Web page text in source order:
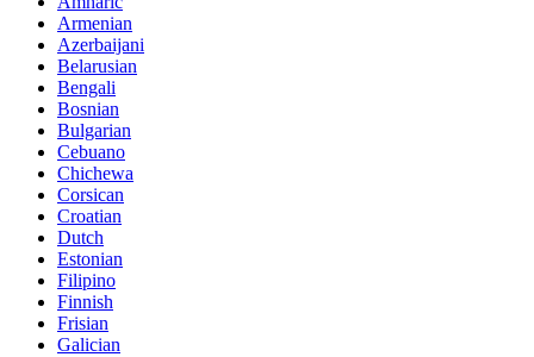
Armenian
Azerbaijani
Belarusian
Bengali
Bosnian
Bulgarian
Cebuano
Chichewa
Corsican
Croatian
Dutch
Estonian
Filipino
Finnish
Frisian
Galician